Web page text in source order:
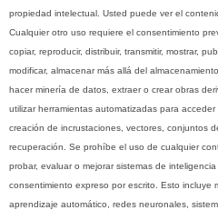
propiedad intelectual. Usted puede ver el
Cualquier otro uso requiere el consentimiento
copiar, reproducir, distribuir, transmitir, mostrar,
modificar, almacenar más allá del
hacer minería de datos, extraer o crear obras
utilizar herramientas automatizadas para
creación de incrustaciones, vectores, conjuntos
recuperación. Se prohíbe el uso de cualquier
probar, evaluar o mejorar sistemas de
consentimiento expreso por escrito. Esto incluye
aprendizaje automático, redes neuronales,